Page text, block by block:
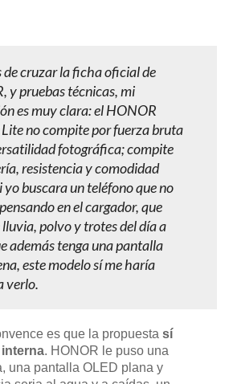
de cruzar la ficha oficial de
y pruebas técnicas, mi
es muy clara: el HONOR
no compite por fuerza bruta
fotográfica; compite
resistencia y comodidad
yo buscara un teléfono que no
en el cargador, que
polvo y trotes del día a
además tenga una pantalla
este modelo sí me haría
verlo.
es que la propuesta sí
. HONOR le puso una
una pantalla OLED plana y